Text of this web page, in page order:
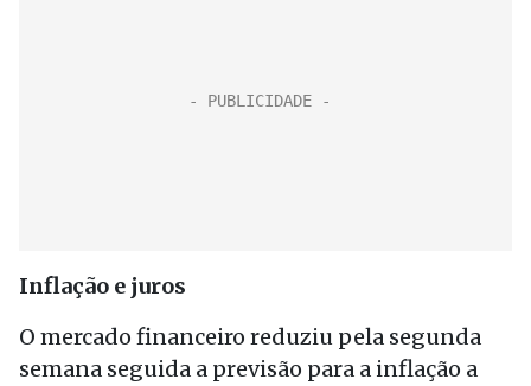
Inflação e juros
O mercado financeiro reduziu pela segunda
semana seguida a previsão para a inflação a